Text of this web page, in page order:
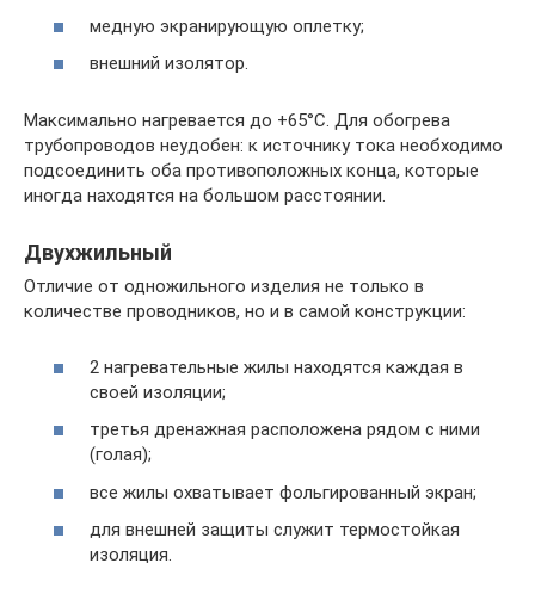
медную экранирующую оплетку;
внешний изолятор.
Максимально нагревается до +65°С. Для обогрева
трубопроводов неудобен: к источнику тока необходимо
подсоединить оба противоположных конца, которые
иногда находятся на большом расстоянии.
Двухжильный
Отличие от одножильного изделия не только в
количестве проводников, но и в самой конструкции:
2 нагревательные жилы находятся каждая в
своей изоляции;
третья дренажная расположена рядом с ними
(голая);
все жилы охватывает фольгированный экран;
для внешней защиты служит термостойкая
изоляция.